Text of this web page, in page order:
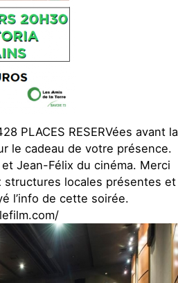
PLACES RESERVées avant la
le cadeau de votre présence.
Jean-Félix du cinéma. Merci
structures locales présentes et
l’info de cette soirée.